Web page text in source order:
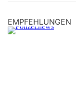
EMPFEHLUNGEN